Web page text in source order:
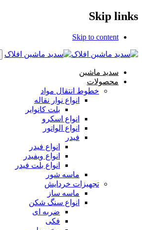
Skip links
Skip to content
سدید ماشین
محصولات
خطوط انتقال مواد
انواع نوار نقاله
بلت کانوایر
انواع اسکرو
انواع الواتور
فیدر
انواع فیدر
انواع ویفیدر
انواع بلت فیدر
ماسه شور
تجهیزات خردایش
ماسه ساز
انواع سنگ شکن
ضربه ای
فکی